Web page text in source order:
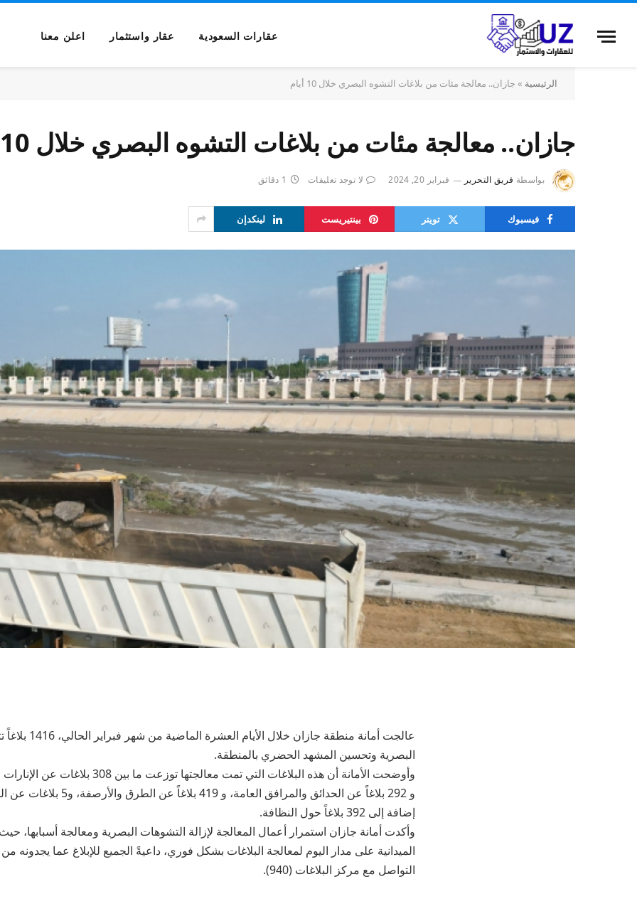
عقارات السعودية عقار واستثمار اعلن معنا
الرئيسية » جازان.. معالجة مئات من بلاغات التشوه البصري خلال 10 أيام
جازان.. معالجة مئات من بلاغات التشوه البصري خلال 10 أيام
بواسطة فريق التحرير فبراير 20, 2024 لا توجد تعليقات 1 دقائق
فيسبوك تويتر بينتيريست لينكدإن
عالجت أمانة منطقة
البصرية وتحسين المشهد الحضري بالمنطقة.
وأوضحت الأمانة أن هذه البلاغات التي تمت معالجتها
و 292 بلاغاً عن الحدائق والمرافق العامة، و
إضافة إلى 392 بلاغاً حول النظافة.
وأكدت أمانة جازان استمرار أعمال المعالجة لإزالة التشوهات البصرية ومعالجة أسبابها،
الميدانية على مدار اليوم لمعالجة البلاغات بشكل فوري، داعيةً الجميع للإبلاغ عما
التواصل مع ‏مركز البلاغات (940).